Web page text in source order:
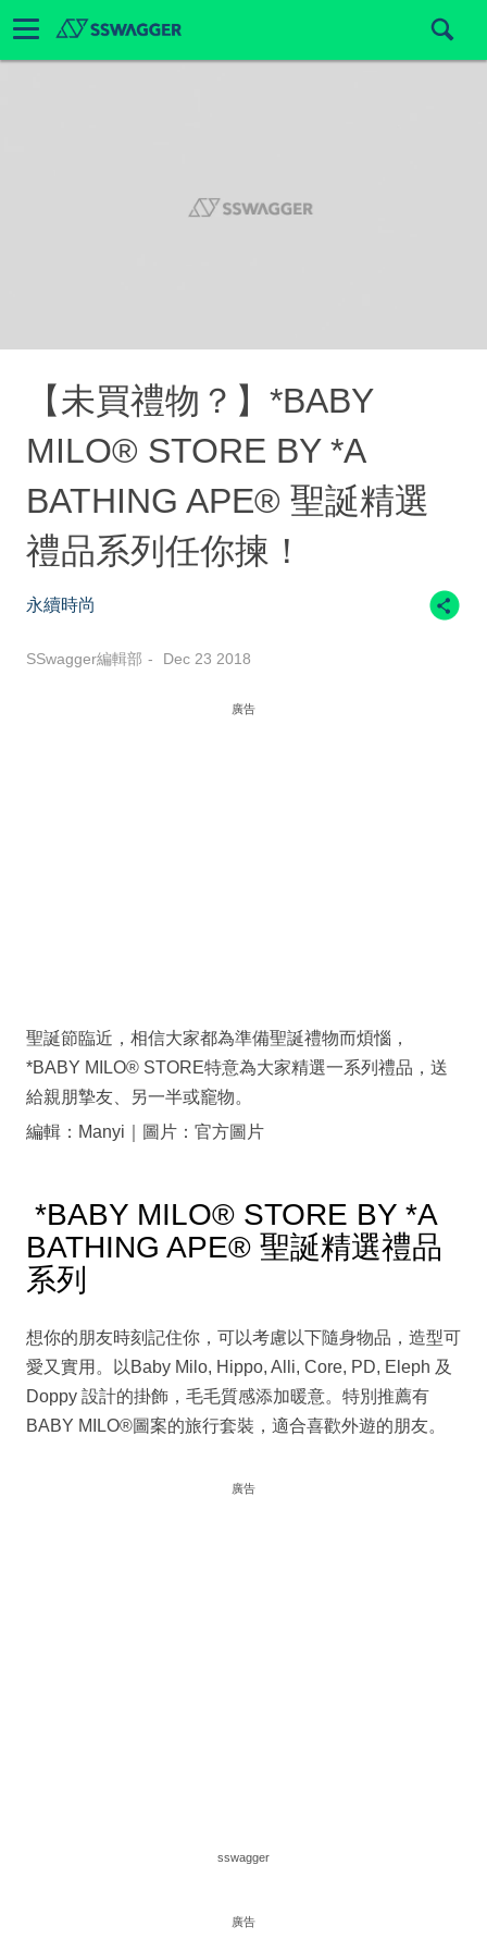
【未買禮物？】*BABY
MILO® STORE BY *A
BATHING APE® 聖誕精選
禮品系列任你揀！
永續時尚
SSwagger編輯部 Dec 23 2018
廣告
聖誕節臨近，相信大家都為準備聖誕禮物而煩惱，
*BABY MILO® STORE特意為大家精選一系列禮品，送
給親朋摯友、另一半或竉物。
編輯：Manyi｜圖片：官方圖片
*BABY MILO® STORE BY *A
BATHING APE® 聖誕精選禮品
系列
想你的朋友時刻記住你，可以考慮以下隨身物品，造型可
愛又實用。以Baby Milo, Hippo, Alli, Core, PD, Eleph 及
Doppy 設計的掛飾，毛毛質感添加暖意。特別推薦有
BABY MILO®圖案的旅行套裝，適合喜歡外遊的朋友。
廣告
sswagger
廣告